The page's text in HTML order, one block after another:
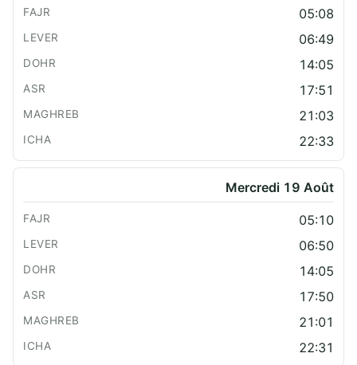
05:08
06:49
14:05
17:51
21:03
22:33
Mercredi 19 Août
05:10
06:50
14:05
17:50
21:01
22:31